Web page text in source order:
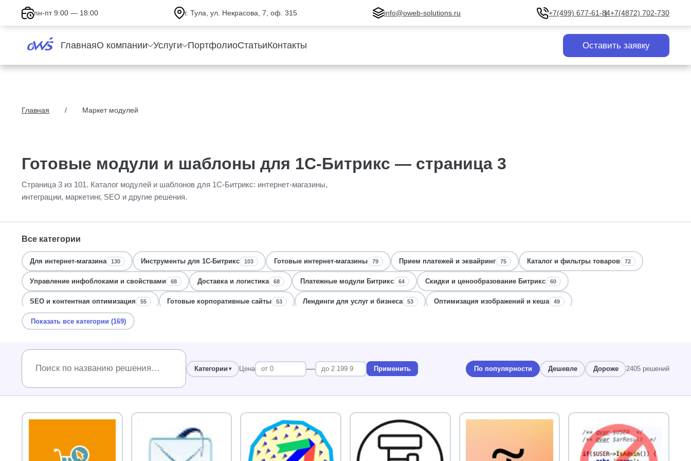
пн-пт 9:00 — 18:00 г. Тула, ул. Некрасова, 7, оф. 315 info@oweb-solutions.ru +7(499) 677-61-84+7(4872) 702-730
ГлавнаяО компании Услуги ПортфолиоСтатьиКонтакты Оставить заявку
Главная Маркет модулей
Готовые модули и шаблоны для 1С-Битрикс — страница 3
Страница 3 из 101. Каталог модулей и шаблонов для 1С-Битрикс: интернет-магазины,
интеграции, маркетинг, SEO и другие решения.
Все категории
Для интернет-магазина 130 Инструменты для 1С-Битрикс 103 Готовые интернет-магазины 79 Прием платежей и эквайринг 75 Каталог и фильтры товаров 72
Управление инфоблоками и свойствами 68 Доставка и логистика 68 Платежные модули Битрикс 64 Скидки и ценообразование Битрикс 60
SEO и контентная оптимизация 55 Готовые корпоративные сайты 53 Лендинги для услуг и бизнеса 53 Оптимизация изображений и кеша 49
Безопасность и защита данных
Мониторинг и аналитика 40 Интеграция с маркетплейсами и 1С 40 Лендинги и визитки 39
Дизайн и интерфейсы
Уведомления и рассылки Битрикс Мониторинг и отладка ошибок 34 Корпоративные сайты с каталогом Сайты строительства и производства
Мета-теги и SEO-оптимизация 32 Маркетинг, реклама 30 Защита от спама и ботов Авторизация, пользователи 29
Показать все категории (169)
Категории Цена — Применить По популярности Дешевле Дороже 2405 решений